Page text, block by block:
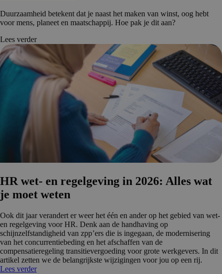
Duurzaamheid betekent dat je naast het maken van winst, oog hebt
voor mens, planeet en maatschappij. Hoe pak je dit aan?
Lees verder
HR wet- en regelgeving in 2026: Alles wat
je moet weten
Ook dit jaar verandert er weer het één en ander op het gebied van wet-
en regelgeving voor HR. Denk aan de handhaving op
schijnzelfstandigheid van zpp’ers die is ingegaan, de modernisering
van het concurrentiebeding en het afschaffen van de
compensatieregeling transitievergoeding voor grote werkgevers. In dit
artikel zetten we de belangrijkste wijzigingen voor jou op een rij.
Lees verder